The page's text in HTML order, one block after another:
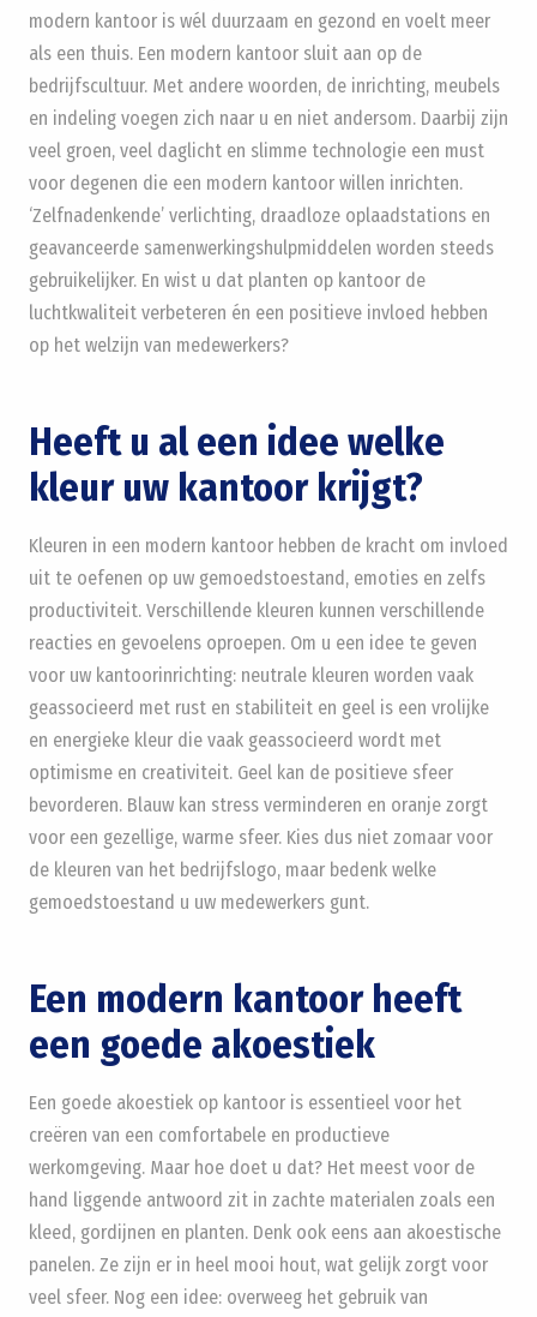
modern kantoor is wél duurzaam en gezond en voelt meer
als een thuis. Een modern kantoor sluit aan op de
bedrijfscultuur. Met andere woorden, de inrichting, meubels
en indeling voegen zich naar u en niet andersom. Daarbij zijn
veel groen, veel daglicht en slimme technologie een must
voor degenen die een modern kantoor willen inrichten.
‘Zelfnadenkende’ verlichting, draadloze oplaadstations en
geavanceerde samenwerkingshulpmiddelen worden steeds
gebruikelijker. En wist u dat planten op kantoor de
luchtkwaliteit verbeteren én een positieve invloed hebben
op het welzijn van medewerkers?
Heeft u al een idee welke
kleur uw kantoor krijgt?
Kleuren in een modern kantoor hebben de kracht om invloed
uit te oefenen op uw gemoedstoestand, emoties en zelfs
productiviteit. Verschillende kleuren kunnen verschillende
reacties en gevoelens oproepen. Om u een idee te geven
voor uw kantoorinrichting: neutrale kleuren worden vaak
geassocieerd met rust en stabiliteit en geel is een vrolijke
en energieke kleur die vaak geassocieerd wordt met
optimisme en creativiteit. Geel kan de positieve sfeer
bevorderen. Blauw kan stress verminderen en oranje zorgt
voor een gezellige, warme sfeer. Kies dus niet zomaar voor
de kleuren van het bedrijfslogo, maar bedenk welke
gemoedstoestand u uw medewerkers gunt.
Een modern kantoor heeft
een goede akoestiek
Een goede akoestiek op kantoor is essentieel voor het
creëren van een comfortabele en productieve
werkomgeving. Maar hoe doet u dat? Het meest voor de
hand liggende antwoord zit in zachte materialen zoals een
kleed, gordijnen en planten. Denk ook eens aan akoestische
panelen. Ze zijn er in heel mooi hout, wat gelijk zorgt voor
veel sfeer. Nog een idee: overweeg het gebruik van